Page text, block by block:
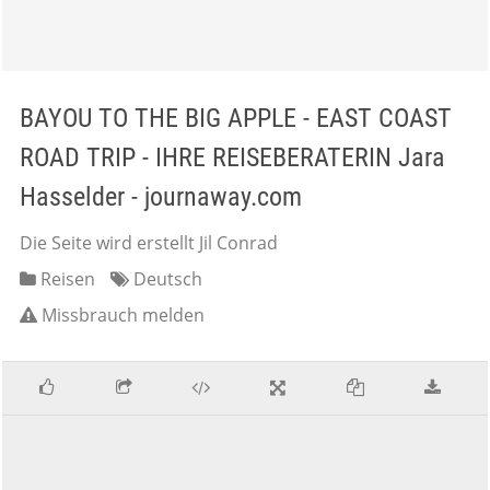
BAYOU TO THE BIG APPLE - EAST COAST
ROAD TRIP - IHRE REISEBERATERIN Jara
Hasselder - journaway.com
Die Seite wird erstellt Jil Conrad
Reisen
Deutsch
Missbrauch melden